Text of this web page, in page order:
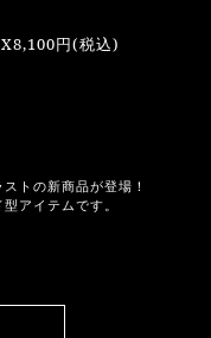
円(税込)
トの新商品が登場！
アイテムです。